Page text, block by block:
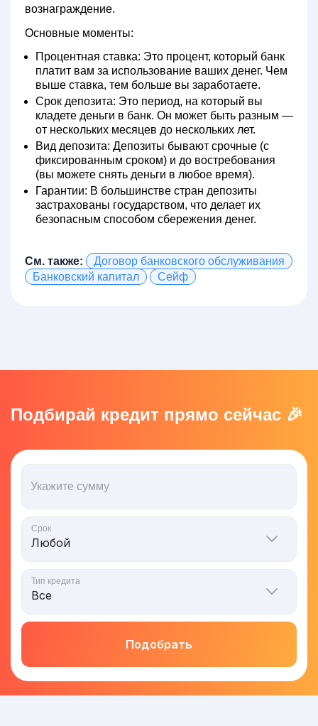
вознаграждение.
Основные моменты:
Процентная ставка: Это процент, который банк
платит вам за использование ваших денег. Чем
выше ставка, тем больше вы заработаете.
Срок депозита: Это период, на который вы
кладете деньги в банк. Он может быть разным —
от нескольких месяцев до нескольких лет.
Вид депозита: Депозиты бывают срочные (с
фиксированным сроком) и до востребования
(вы можете снять деньги в любое время).
Гарантии: В большинстве стран депозиты
застрахованы государством, что делает их
безопасным способом сбережения денег.
См. также:
Договор банковского обслуживания
Банковский капитал
Сейф
Подбирай кредит прямо сейчас 🎉
Укажите сумму
Срок
Тип кредита
Подобрать